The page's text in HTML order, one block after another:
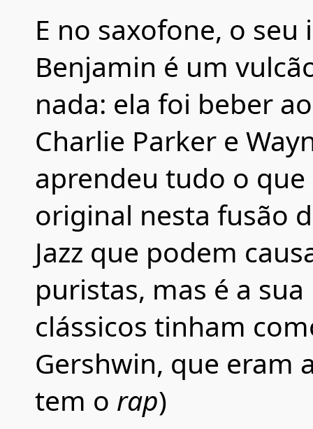
E no saxofone, o
Benjamin é um
nada: ela foi beber
Charlie Parker e
aprendeu tudo o que
original nesta fusão
Jazz que podem
puristas, mas é a
clássicos tinham
Gershwin, que eram
tem o rap)